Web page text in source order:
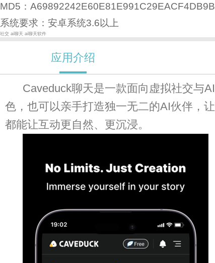
MD5：
系统要求：安卓系统3.6以上
社交 ai聊天 ai聊天软件
应用介绍
Caveduck聊天是一款面向虚拟社交与
色，也可以亲手打造独一无二的AI伙伴，
都能让互动更自然、更沉浸。